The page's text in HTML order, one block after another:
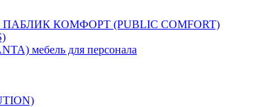
КОМФОРТ (PUBLIC COMFORT)
мебель для персонала